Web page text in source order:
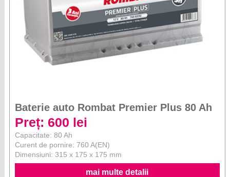
Baterie auto Rombat Premier Plus 80 Ah
Preț: 600 lei
Capacitate: 80 Ah
Curent de pornire: 760 A(EN)
Dimensiuni: 315 x 175 x 175 mm
mai multe detalii